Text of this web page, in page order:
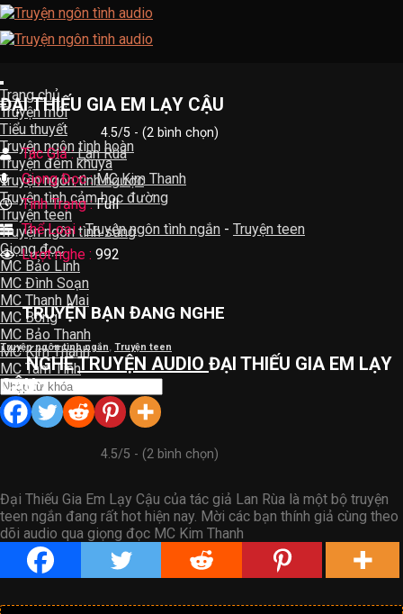
Skip
to
content
Trang chủ
Truyện mới
Tiểu thuyết
Truyện ngôn tình hoàn
Truyện đêm khuya
Truyện ngôn tình ngược
Truyện tình cảm học đường
Truyện teen
Truyện ngôn tình sủng
Giọng đọc
MC Bảo Linh
MC Đình Soạn
MC Thanh Mai
MC Bông
MC Bảo Thanh
MC Kim Thanh
MC Tâm Tình
ĐẠI THIẾU GIA EM LẠY CẬU
4.5/5 - (2 bình chọn)
Tác Giả :Lan Rùa
Giọng Đọc :MC Kim Thanh
Tình Trạng :Full
Thể Loại :Truyện ngôn tình ngắn - Truyện teen
Lượt nghe : 992
TRUYỆN BẠN ĐANG NGHE
Truyện ngôn tình ngắn, Truyện teen
NGHETRUYỆN AUDIO ĐẠI THIẾU GIA EM LẠY
CẬU
4.5/5 - (2 bình chọn)
Đại Thiếu Gia Em Lạy Cậu của tác giả Lan Rùa là một bộ truyện
teen ngắn đang rất hot hiện nay. Mời các bạn thính giả cùng theo
dõi audio qua giọng đọc MC Kim Thanh